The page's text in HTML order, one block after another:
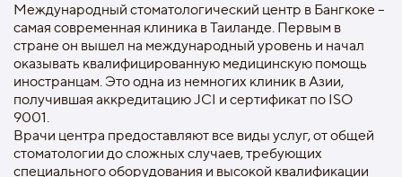
Международный стоматологический центр в Бангкоке –
самая современная клиника в Таиланде. Первым в
стране он вышел на международный уровень и начал
оказывать квалифицированную медицинскую помощь
иностранцам. Это одна из немногих клиник в Азии,
получившая аккредитацию JCI и сертификат по ISO
9001.
Врачи центра предоставляют все виды услуг, от общей
стоматологии до сложных случаев, требующих
специального оборудования и высокой квалификации